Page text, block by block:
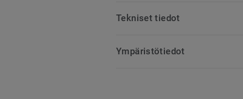
Tekniset tiedot
Ympäristötiedot